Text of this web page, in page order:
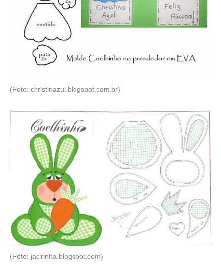
(Foto: christinazul.blogspot.com.br)
(Foto: jacirinha.blogspot.com)